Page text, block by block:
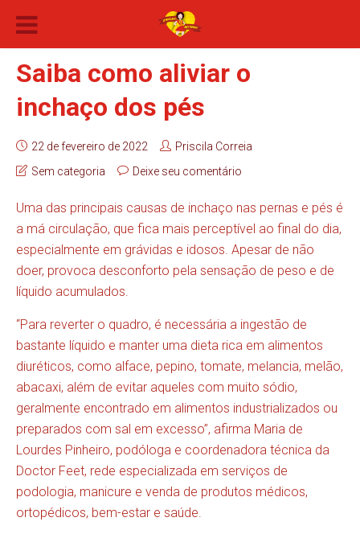
Saiba como aliviar o
inchaço dos pés
22 de fevereiro de 2022
Priscila Correia
Sem categoria
Deixe seu comentário
Uma das principais causas de inchaço nas pernas e pés é
a má circulação, que fica mais perceptível ao final do dia,
especialmente em grávidas e idosos. Apesar de não
doer, provoca desconforto pela sensação de peso e de
líquido acumulados.
“Para reverter o quadro, é necessária a ingestão de
bastante líquido e manter uma dieta rica em alimentos
diuréticos, como alface, pepino, tomate, melancia, melão,
abacaxi, além de evitar aqueles com muito sódio,
geralmente encontrado em alimentos industrializados ou
preparados com sal em excesso”, afirma Maria de
Lourdes Pinheiro, podóloga e coordenadora técnica da
Doctor Feet, rede especializada em serviços de
podologia, manicure e venda de produtos médicos,
ortopédicos, bem-estar e saúde.